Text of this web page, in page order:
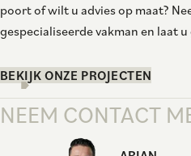
poort of wilt u advies op maat?
gespecialiseerde vakman en laat
BEKIJK ONZE PROJECTEN
NEEM CONTACT